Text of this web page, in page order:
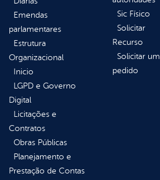
Emendas
parlamentares
Estrutura
Organizacional
Inicio
LGPD e Governo
Digital
Licitações e
Contratos
Obras Públicas
Planejamento e
Prestação de Contas
Sic Físico
Solicitar
Recurso
Solicitar um
pedido